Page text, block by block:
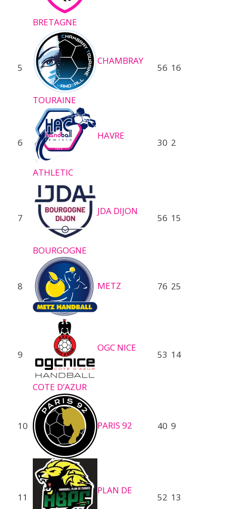
BRETAGNE
5
CHAMBRAY
TOURAINE
56 16
6
HAVRE
ATHLETIC
30 2
7
JDA DIJON
BOURGOGNE
56 15
8 METZ 76 25
9
OGC NICE
COTE D’AZUR
53 14
10 PARIS 92 40 9
11
PLAN DE
52 13